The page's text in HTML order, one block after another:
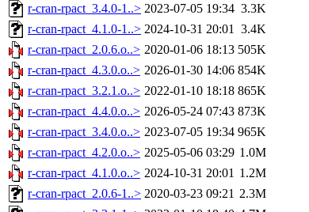
r-cran-rpact_3.4.0-1..> 2023-07-05 19:34 3.3K
r-cran-rpact_4.1.0-1..> 2024-10-31 20:01 3.4K
r-cran-rpact_2.0.6.o..> 2020-01-06 18:13 505K
r-cran-rpact_4.3.0.o..> 2026-01-30 14:06 854K
r-cran-rpact_3.2.1.o..> 2022-01-10 18:18 865K
r-cran-rpact_4.4.0.o..> 2026-05-24 07:43 873K
r-cran-rpact_3.4.0.o..> 2023-07-05 19:34 965K
r-cran-rpact_4.2.0.o..> 2025-05-06 03:29 1.0M
r-cran-rpact_4.1.0.o..> 2024-10-31 20:01 1.2M
r-cran-rpact_2.0.6-1..> 2020-03-23 09:21 2.3M